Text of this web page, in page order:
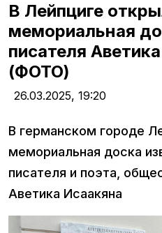
В Лейпциге
мемориальная
писателя
(ФОТО)
26.03.2025, 19:20
В германском городе
мемориальная доска
писателя и поэта,
Аветика Исаакяна